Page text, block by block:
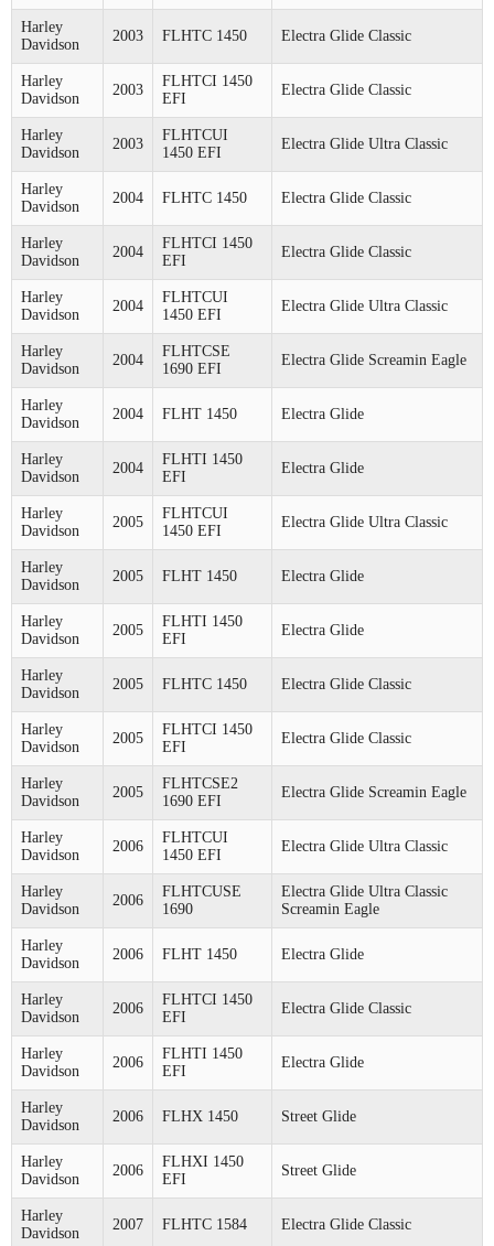
Harley
Davidson
2003 FLHTC 1450 Electra Glide Classic
Harley
Davidson
2003
FLHTCI 1450
EFI
Electra Glide Classic
Harley
Davidson
2003
FLHTCUI
1450 EFI
Electra Glide Ultra Classic
Harley
Davidson
2004 FLHTC 1450 Electra Glide Classic
Harley
Davidson
2004
FLHTCI 1450
EFI
Electra Glide Classic
Harley
Davidson
2004
FLHTCUI
1450 EFI
Electra Glide Ultra Classic
Harley
Davidson
2004
FLHTCSE
1690 EFI
Electra Glide Screamin Eagle
Harley
Davidson
2004 FLHT 1450 Electra Glide
Harley
Davidson
2004
FLHTI 1450
EFI
Electra Glide
Harley
Davidson
2005
FLHTCUI
1450 EFI
Electra Glide Ultra Classic
Harley
Davidson
2005 FLHT 1450 Electra Glide
Harley
Davidson
2005
FLHTI 1450
EFI
Electra Glide
Harley
Davidson
2005 FLHTC 1450 Electra Glide Classic
Harley
Davidson
2005
FLHTCI 1450
EFI
Electra Glide Classic
Harley
Davidson
2005
FLHTCSE2
1690 EFI
Electra Glide Screamin Eagle
Harley
Davidson
2006
FLHTCUI
1450 EFI
Electra Glide Ultra Classic
Harley
Davidson
2006
FLHTCUSE
1690
Electra Glide Ultra Classic
Screamin Eagle
Harley
Davidson
2006 FLHT 1450 Electra Glide
Harley
Davidson
2006
FLHTCI 1450
EFI
Electra Glide Classic
Harley
Davidson
2006
FLHTI 1450
EFI
Electra Glide
Harley
Davidson
2006 FLHX 1450 Street Glide
Harley
Davidson
2006
FLHXI 1450
EFI
Street Glide
Harley
Davidson
2007 FLHTC 1584 Electra Glide Classic